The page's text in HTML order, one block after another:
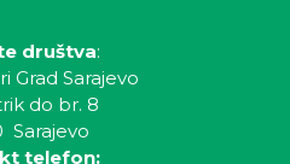
društva:
Grad Sarajevo
do br. 8
Sarajevo
telefon: